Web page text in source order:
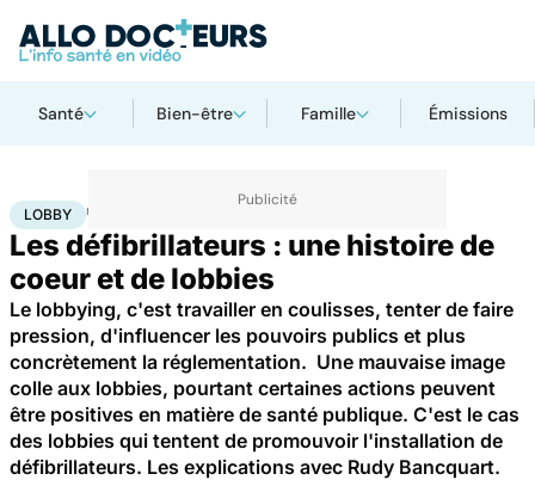
Santé Bien-être Famille Émissions
AccueilSanté
LOBBY
Les défibrillateurs : une histoire de
coeur et de lobbies
Le lobbying, c'est travailler en coulisses, tenter de faire
pression, d'influencer les pouvoirs publics et plus
concrètement la réglementation. Une mauvaise image
colle aux lobbies, pourtant certaines actions peuvent
être positives en matière de santé publique. C'est le cas
des lobbies qui tentent de promouvoir l'installation de
défibrillateurs. Les explications avec Rudy Bancquart.